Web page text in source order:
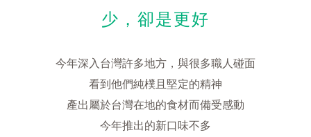
少，卻是更好
今年深入台灣許多地方，與很多職人碰面
看到他們純樸且堅定的精神
產出屬於台灣在地的食材而備受感動
今年推出的新口味不多